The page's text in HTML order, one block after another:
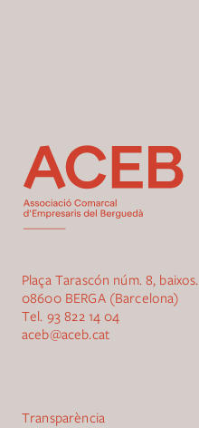
Plaça Tarascón núm. 8, baixos.
08600 BERGA (Barcelona)
Tel. 93 822 14 04
aceb@aceb.cat
Transparència